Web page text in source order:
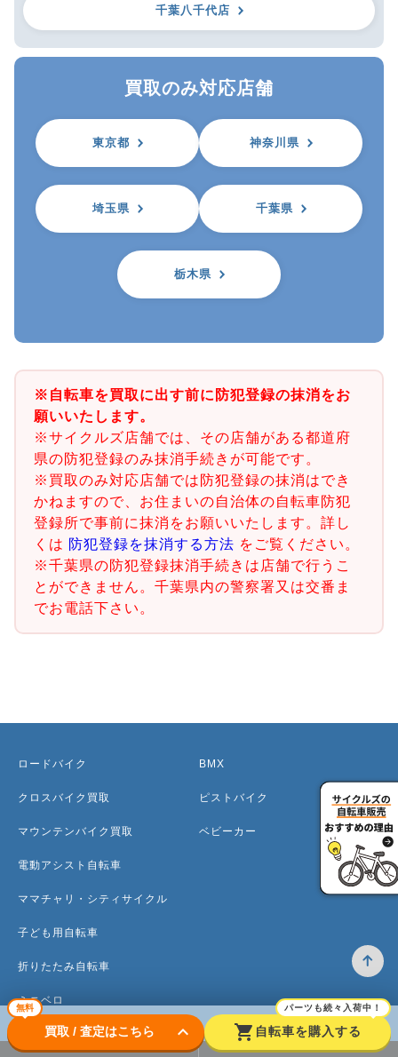
千葉八千代店
買取のみ対応店舗
東京都 神奈川県
埼玉県 千葉県
栃木県
※自転車を買取に出す前に防犯登録の抹消をお
願いいたします。
※サイクルズ店舗では、その店舗がある都道府
県の防犯登録のみ抹消手続きが可能です。
※買取のみ対応店舗では防犯登録の抹消はでき
かねますので、お住まいの自治体の自転車防犯
登録所で事前に抹消をお願いいたします。詳し
くは 防犯登録を抹消する方法 をご覧ください。
※千葉県の防犯登録抹消手続きは店舗で行うこ
とができません。千葉県内の警察署又は交番ま
でお電話下さい。
無料
買取 / 査定はこちら keyboard_arrow_down shopping_cart
パーツも続々入荷中！
自転車を購入する
ロードバイク
クロスバイク買取
マウンテンバイク買取
電動アシスト自転車
ママチャリ・シティサイクル
子ども用自転車
折りたたみ自転車
ミニベロ
BMX
ピストバイク
ベビーカー